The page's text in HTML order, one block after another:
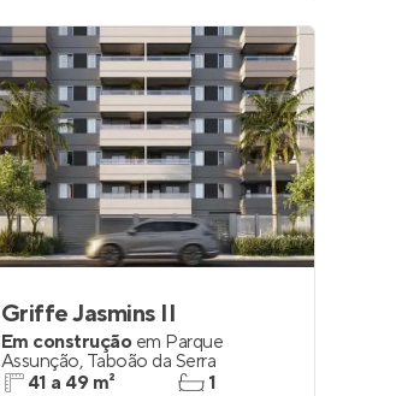
Griffe Jasmins II
Em construção em Parque
Assunção, Taboão da Serra
41 a 49 m²
1